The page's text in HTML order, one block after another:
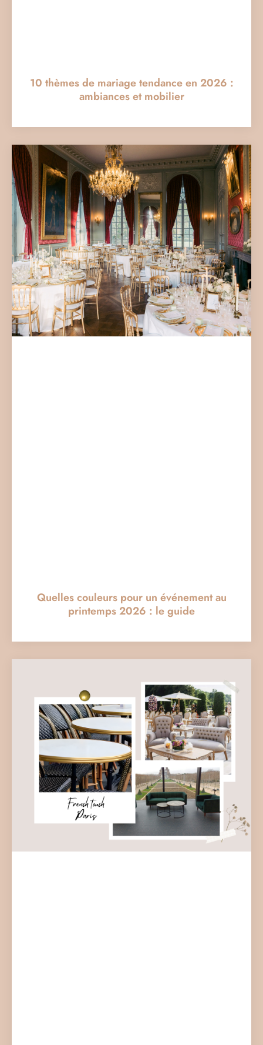
10 thèmes de mariage tendance en 2026 :
ambiances et mobilier
Quelles couleurs pour un événement au
printemps 2026 : le guide